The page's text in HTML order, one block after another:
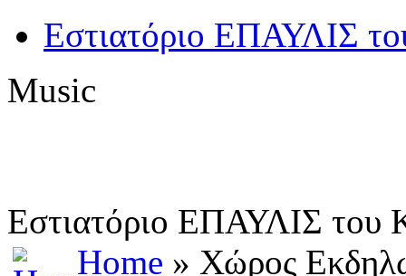
Εστιατόριο
Music
Εστιατόριο ΕΠΑΥΛΙΣ
Home » Χώρος